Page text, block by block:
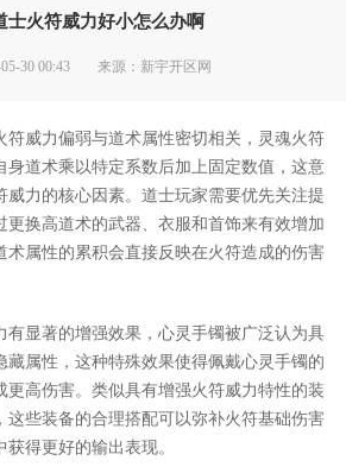
士火符威力好小怎么办啊
30 00:43 来源：新宇开区网
符威力偏弱与道术属性密切相关，灵魂火符
身道术乘以特定系数后加上固定数值，这意
威力的核心因素。道士玩家需要优先关注提
更换高道术的武器、衣服和首饰来有效增加
术属性的累积会直接反映在火符造成的伤害
有显著的增强效果，心灵手镯被广泛认为具
藏属性，这种特殊效果使得佩戴心灵手镯的
更高伤害。类似具有增强火符威力特性的装
这些装备的合理搭配可以弥补火符基础伤害
得更好的输出表现。